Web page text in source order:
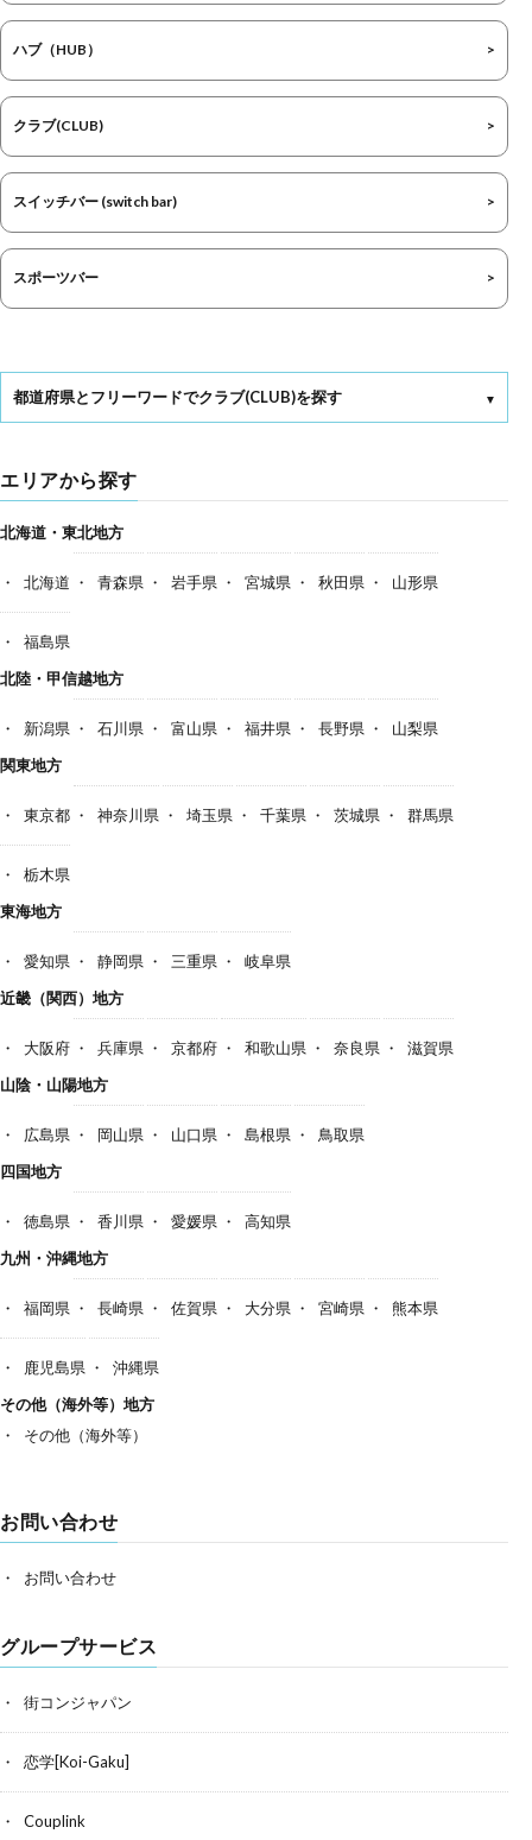
ハブ（HUB）
クラブ(CLUB)
スイッチバー (switch bar)
スポーツバー
都道府県とフリーワードでクラブ(CLUB)を探す
エリアから探す
北海道・東北地方
北海道 青森県 岩手県 宮城県 秋田県 山形県
福島県
北陸・甲信越地方
新潟県 石川県 富山県 福井県 長野県
山梨県
関東地方
東京都 神奈川県 埼玉県 千葉県 茨城県 群馬県
栃木県
東海地方
愛知県 静岡県 三重県
岐阜県
近畿（関西）地方
大阪府 兵庫県 京都府 和歌山県 奈良県
滋賀県
山陰・山陽地方
広島県 岡山県 山口県 島根県
鳥取県
四国地方
徳島県 香川県 愛媛県
高知県
九州・沖縄地方
福岡県 長崎県 佐賀県 大分県 宮崎県 熊本県
鹿児島県
沖縄県
その他（海外等）地方
その他（海外等）
お問い合わせ
お問い合わせ
グループサービス
街コンジャパン
恋学[Koi-Gaku]
Couplink